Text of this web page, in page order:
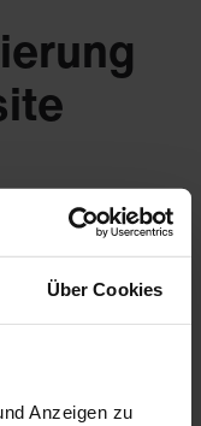
Über Cookies
Anzeigen zu